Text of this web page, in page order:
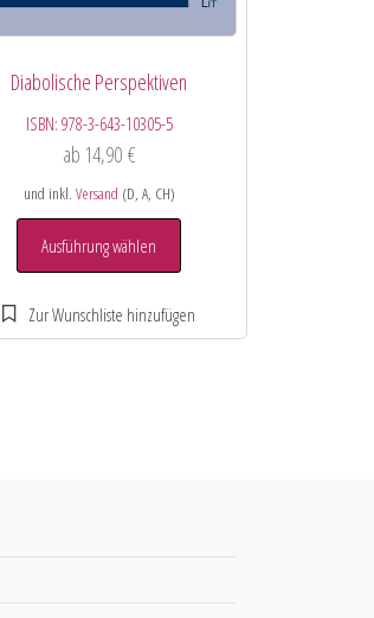
Diabolische Perspektiven
ISBN: 978-3-643-10305-5
ab 14,90 €
und inkl. Versand (D, A, CH)
Ausführung wählen